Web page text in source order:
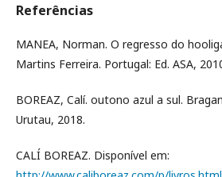
Referências
MANEA, Norman. O regresso do
Martins Ferreira. Portugal: Ed. ASA,
BOREAZ, Calí. outono azul a sul.
Urutau, 2018.
CALÍ BOREAZ. Disponível em: